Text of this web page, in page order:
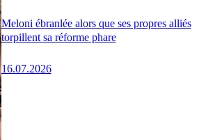
Meloni ébranlée alors que ses propres alliés
torpillent sa réforme phare
16.07.2026